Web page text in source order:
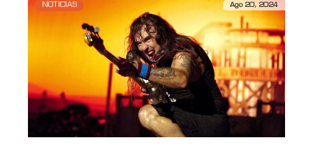
NOTICIAS Ago 20, 2024